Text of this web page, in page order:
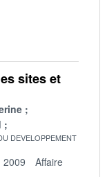
sites et
DEVELOPPEMENT
2009
Affaire